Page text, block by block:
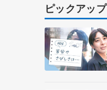
ピックアップ